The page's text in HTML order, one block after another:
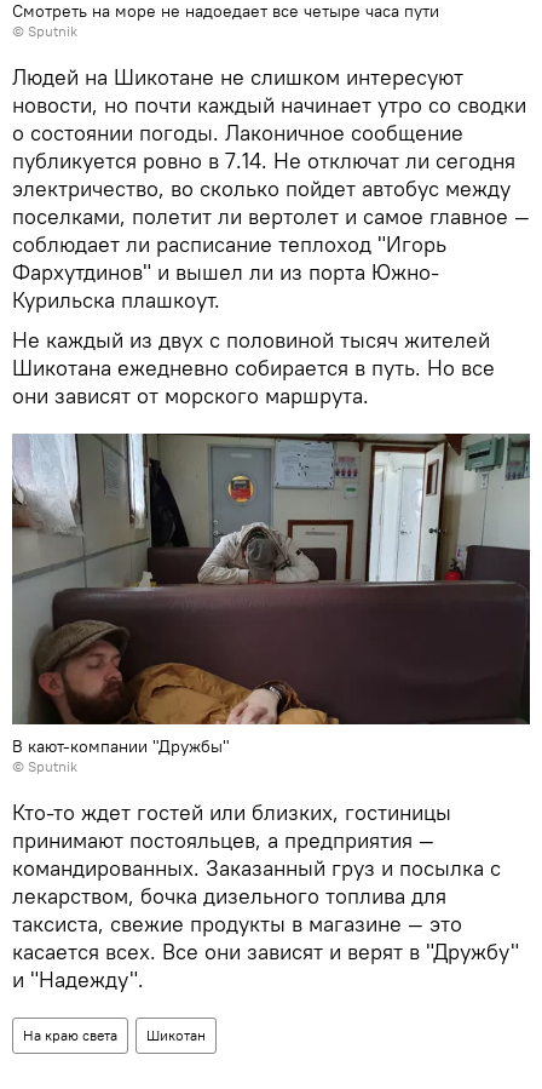
Смотреть на море не надоедает все четыре часа пути
© Sputnik
Людей на Шикотане не слишком интересуют
новости, но почти каждый начинает утро со сводки
о состоянии погоды. Лаконичное сообщение
публикуется ровно в 7.14. Не отключат ли сегодня
электричество, во сколько пойдет автобус между
поселками, полетит ли вертолет и самое главное —
соблюдает ли расписание теплоход "Игорь
Фархутдинов" и вышел ли из порта Южно-
Курильска плашкоут.
Не каждый из двух с половиной тысяч жителей
Шикотана ежедневно собирается в путь. Но все
они зависят от морского маршрута.
В кают-компании "Дружбы"
© Sputnik
Кто-то ждет гостей или близких, гостиницы
принимают постояльцев, а предприятия —
командированных. Заказанный груз и посылка с
лекарством, бочка дизельного топлива для
таксиста, свежие продукты в магазине — это
касается всех. Все они зависят и верят в "Дружбу"
и "Надежду".
На краю света Шикотан